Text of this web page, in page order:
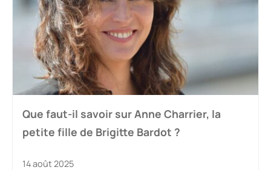
Que faut-il savoir sur Anne Charrier, la
petite fille de Brigitte Bardot ?
14 août 2025